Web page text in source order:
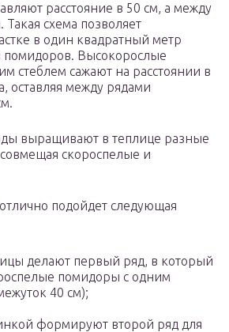
расстояние в 50 см, а между
схема позволяет
в один квадратный метр
помидоров. Высокорослые
стеблем сажают на расстоянии в
оставляя между рядами
выращивают в теплице разные
скороспелые и
отлично подойдет следующая
делают первый ряд, в который
помидоры с одним
40 см);
формируют второй ряд для